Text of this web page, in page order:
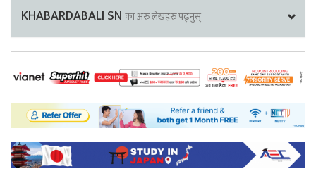
KHABARDABALI SN का अरु लेखहरु पढ्नुस्